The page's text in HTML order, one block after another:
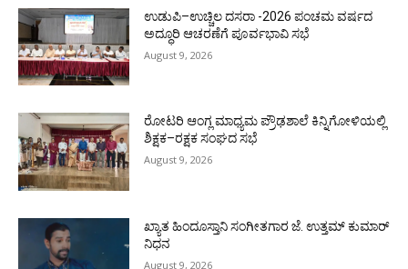
ಉಡುಪಿ–ಉಚ್ಚಿಲ ದಸರಾ -2026 ಪಂಚಮ ವರ್ಷದ
ಅದ್ಧೂರಿ ಆಚರಣೆಗೆ ಪೂರ್ವಭಾವಿ ಸಭೆ
August 9, 2026
ರೋಟರಿ ಆಂಗ್ಲ ಮಾಧ್ಯಮ ಪ್ರೌಢಶಾಲೆ ಕಿನ್ನಿಗೋಳಿಯಲ್ಲಿ
ಶಿಕ್ಷಕ–ರಕ್ಷಕ ಸಂಘದ ಸಭೆ
August 9, 2026
ಖ್ಯಾತ ಹಿಂದೂಸ್ತಾನಿ ಸಂಗೀತಗಾರ ಜೆ. ಉತ್ತಮ್ ಕುಮಾರ್
ನಿಧನ
August 9, 2026